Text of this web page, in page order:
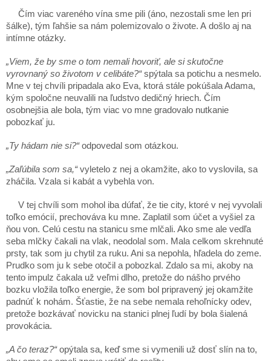
Čím viac vareného vína sme pili (áno, nezostali sme len pri
šálke), tým ľahšie sa nám polemizovalo o živote. A došlo aj na
intímne otázky.
„Viem, že by sme o tom nemali hovoriť, ale si skutočne
vyrovnaný so životom v celibáte?“spýtala sa potichu a nesmelo.
Mne v tej chvíli pripadala ako Eva, ktorá stále pokúšala Adama,
kým spoločne neuvalili na ľudstvo dedičný hriech. Čím
osobnejšia ale bola, tým viac vo mne gradovalo nutkanie
pobozkať ju.
„Ty hádam nie si?“odpovedal som otázkou.
„Zaľúbila som sa,“vyletelo z nej a okamžite, ako to vyslovila, sa
zháčila. Vzala si kabát a vybehla von.
V tej chvíli som mohol iba dúfať, že tie city, ktoré v nej vyvolali
toľko emócií, prechováva ku mne. Zaplatil som účet a vyšiel za
ňou von. Celú cestu na stanicu sme mlčali. Ako sme ale vedľa
seba mlčky čakali na vlak, neodolal som. Mala celkom skrehnuté
prsty, tak som ju chytil za ruku. Ani sa nepohla, hľadela do zeme.
Prudko som ju k sebe otočil a pobozkal. Zdalo sa mi, akoby na
tento impulz čakala už veľmi dlho, pretože do nášho prvého
bozku vložila toľko energie, že som bol pripravený jej okamžite
padnúť k nohám. Šťastie, že na sebe nemala rehoľnícky odev,
pretože bozkávať novicku na stanici plnej ľudí by bola šialená
provokácia.
„A čo teraz?“opýtala sa, keď sme si vymenili už dosť slín na to,